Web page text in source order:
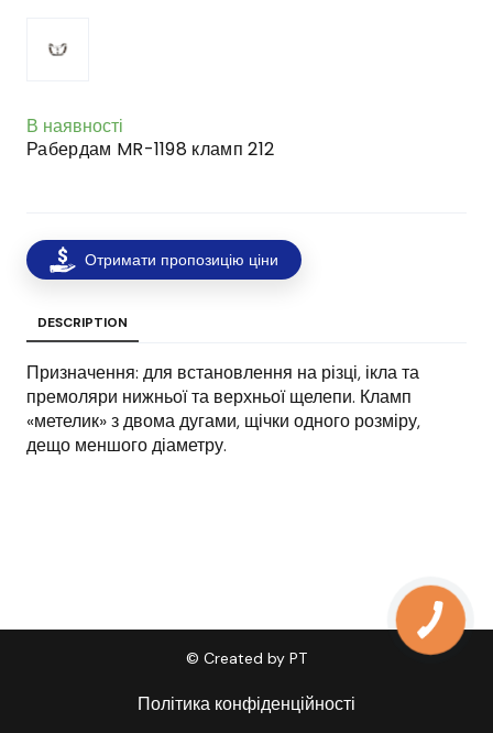
В наявності
Рабердам MR-1198 кламп 212
Отримати пропозицію ціни
DESCRIPTION
Призначення: для встановлення на різці, ікла та
премоляри нижньої та верхньої щелепи. Кламп
«метелик» з двома дугами, щічки одного розміру,
дещо меншого діаметру.
© Created by PT
Політика конфіденційності